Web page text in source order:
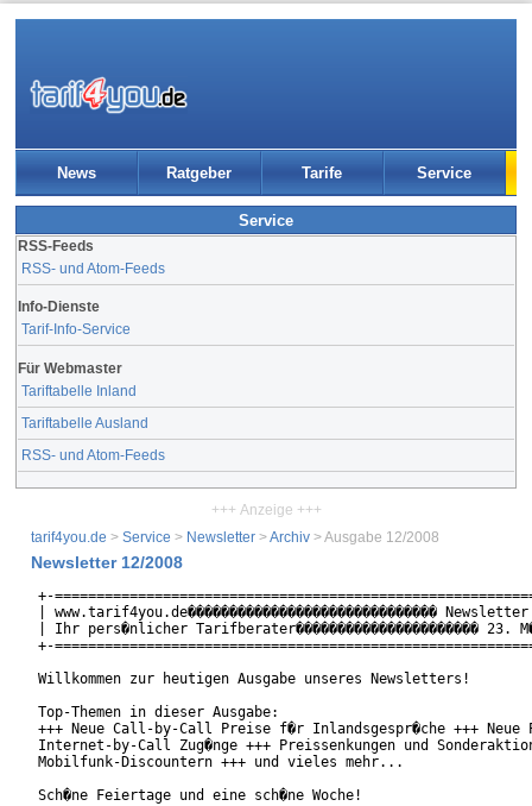
News Ratgeber Tarife Service
Service
RSS-Feeds
RSS- und Atom-Feeds
Info-Dienste
Tarif-Info-Service
Für Webmaster
Tariftabelle Inland
Tariftabelle Ausland
RSS- und Atom-Feeds
+++ Anzeige +++
tarif4you.de > Service > Newsletter >Archiv > Ausgabe 12/2008
Newsletter 12/2008
+-
| www.tarif4you.de������������������������������
| Ihr pers�nlicher Tarifberater���������������������� 23.
+-
Willkommen zur heutigen Ausgabe unseres Newsletters!
Top-Themen in dieser Ausgabe:
+++ Neue Call-by-Call Preise f�r Inlandsgespr�che +++
Internet-by-Call Zug�nge +++ Preissenkungen und
Mobilfunk-Discountern +++ und vieles mehr...
Sch�ne Feiertage und eine sch�ne Woche!